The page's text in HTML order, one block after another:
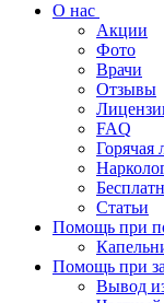
О нас
Акции
Фото
Врачи
Отзывы
FAQ
Горячая
Статьи
Помощь при
Помощь при
Вывод